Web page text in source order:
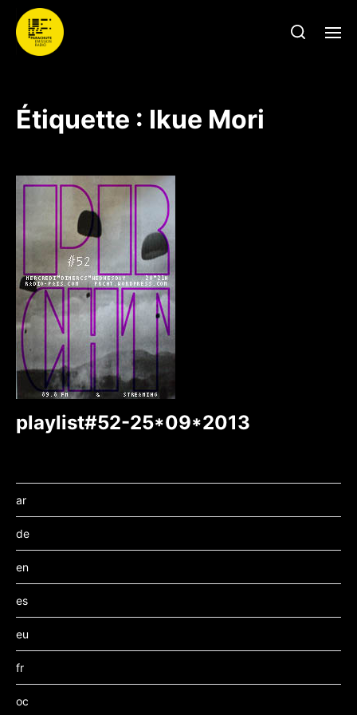
Étiquette : Ikue Mori
playlist#52-25*09*2013
ar
de
en
es
eu
fr
oc